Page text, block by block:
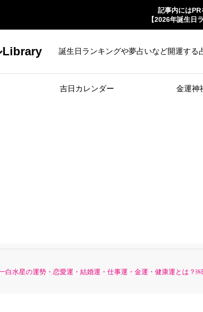
記事内にはPR
【2026年誕生日
Library 誕生日ランキングや夢占いなど開運する
吉日カレンダー 金運神
白水星の運勢・恋愛運・結婚運・仕事運・金運・健康運とは？